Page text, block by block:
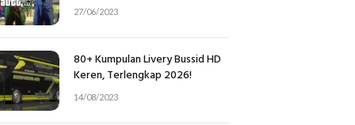
27/06/2023
80+ Kumpulan Livery Bussid HD
Keren, Terlengkap 2026!
14/08/2023